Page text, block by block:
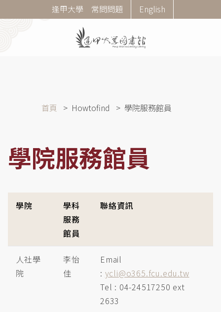
至
Corner
Menu
逢甲大學 常問問題 English
首頁 Howtofind 學院服務館員
學院服務館員
學院
學科
服務
館員
聯絡資訊
人社學
院
李怡
佳
Email
: ycli@o365.fcu.edu.tw
Tel : 04-24517250 ext
2633